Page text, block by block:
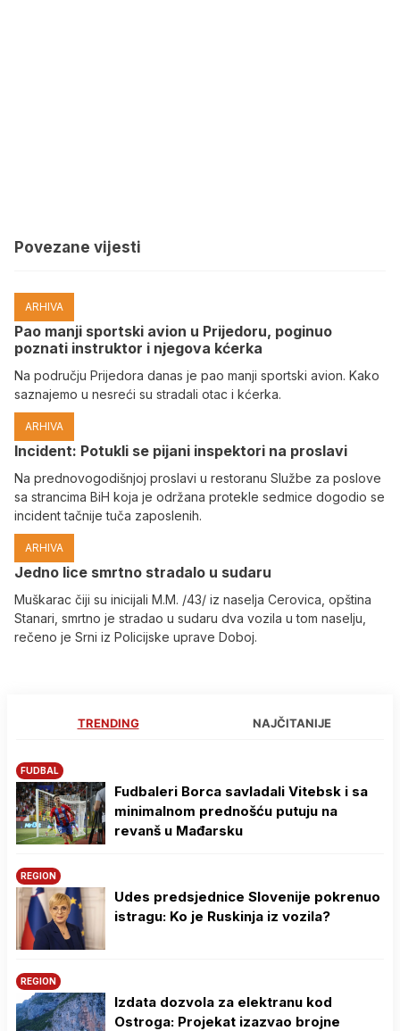
Povezane vijesti
ARHIVA
Pao manji sportski avion u Prijedoru, poginuo
poznati instruktor i njegova kćerka
Na području Prijedora danas je pao manji sportski avion. Kako
saznajemo u nesreći su stradali otac i kćerka.
ARHIVA
Incident: Potukli se pijani inspektori na proslavi
Na prednovogodišnjoj proslavi u restoranu Službe za poslove
sa strancima BiH koja je održana protekle sedmice dogodio se
incident tačnije tuča zaposlenih.
ARHIVA
Јedno lice smrtno stradalo u sudaru
Muškarac čiji su inicijali M.M. /43/ iz naselja Cerovica, opština
Stanari, smrtno je stradao u sudaru dva vozila u tom naselju,
rečeno je Srni iz Policijske uprave Doboj.
TRENDING NAJČITANIJE
FUDBAL
Fudbaleri Borca savladali Vitebsk i sa
minimalnom prednošću putuju na
revanš u Mađarsku
REGION
Udes predsjednice Slovenije pokrenuo
istragu: Ko je Ruskinja iz vozila?
REGION
Izdata dozvola za elektranu kod
Ostroga: Projekat izazvao brojne